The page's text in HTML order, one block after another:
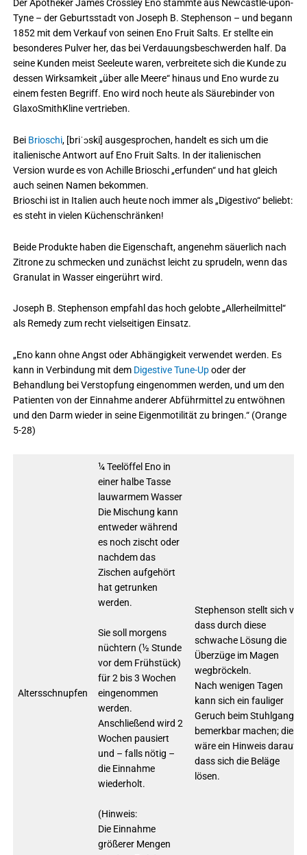
Der Apotheker James Crossley Eno stammte aus Newcastle-upon-
Tyne – der Geburtsstadt von Joseph B. Stephenson – und begann
1852 mit dem Verkauf von seinen Eno Fruit Salts. Er stellte ein
besonderes Pulver her, das bei Verdauungsbeschwerden half. Da
seine Kunden meist Seeleute waren, verbreitete sich die Kunde zu
dessen Wirksamkeit „über alle Meere“ hinaus und Eno wurde zu
einem festen Begriff. Eno wird noch heute als Säurebinder von
GlaxoSmithKline vertrieben.
Bei Brioschi, [briˈɔski] ausgesprochen, handelt es sich um die
italienische Antwort auf Eno Fruit Salts. In der italienischen
Version wurde es von Achille Brioschi „erfunden“ und hat gleich
auch seinen Namen bekommen.
Brioschi ist in Italien auch heute noch immer als „Digestivo“ beliebt:
es steht in vielen Küchenschränken!
Beide Produkte haben die Eigenschaft, angenehm säuerlich nach
Zitrone zu schmecken und zunächst leicht zu sprudeln, wenn das
Granulat in Wasser eingerührt wird.
Joseph B. Stephenson empfahl das hoch gelobte „Allerheilmittel“
als Remedy zum recht vielseitigen Einsatz.
„Eno kann ohne Angst oder Abhängigkeit verwendet werden. Es
kann in Verbindung mit dem Digestive Tune-Upoder der
Behandlung bei Verstopfung eingenommen werden, und um den
Patienten von der Einnahme anderer Abführmittel zu entwöhnen
und den Darm wieder in seine Eigenmotilität zu bringen.“ (Orange
5-28)
Altersschnupfen
¼ Teelöffel Eno in
einer halbe Tasse
lauwarmem Wasser
Die Mischung kann
entweder während
es noch zischt oder
nachdem das
Zischen aufgehört
hat getrunken
werden.
Sie soll morgens
nüchtern (½ Stunde
vor dem Frühstück)
für 2 bis 3 Wochen
eingenommen
werden.
Anschließend wird 2
Wochen pausiert
und – falls nötig –
die Einnahme
wiederholt.
(Hinweis:
Die Einnahme
größerer Mengen
Stephenson stellt sich vor,
dass durch diese
schwache Lösung die
Überzüge im Magen
wegbröckeln.
Nach wenigen Tagen
kann sich ein fauliger
Geruch beim Stuhlgang
bemerkbar machen; dies
wäre ein Hinweis darauf,
dass sich die Beläge
lösen.